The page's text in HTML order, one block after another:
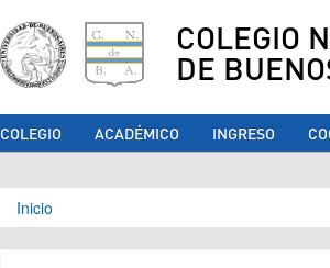
COLEGIO
DE
COLEGIO ACADÉMICO INGRESO
Se encuentra usted
Inicio